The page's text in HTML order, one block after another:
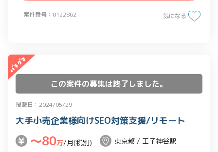
案件番号：0122862
・モックツールによるプロトタイピング
ーザーへの仮説検証
・開発チームのスクラムイベント(MTG)
気になる
この案件の募集は終了しました。
掲載日：2024/05/29
大手小売企業様向けSEO対策支援/リモート
〜80万/月(税別)
東京都 / 王子神谷駅